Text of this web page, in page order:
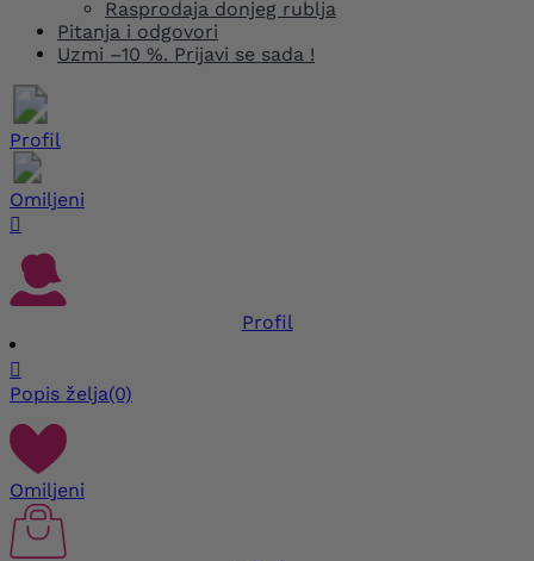
Rasprodaja donjeg rublja
Pitanja i odgovori
Uzmi –10 %. Prijavi se sada !
Profil
Omiljeni

Profil

Popis želja(0)
Omiljeni